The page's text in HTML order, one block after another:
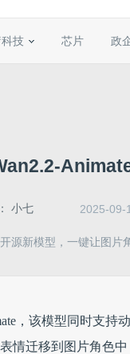
科技 芯片 政
小七 2025-09-
源新模型，一键让图片
，该模型同时支持
情迁移到图片角色